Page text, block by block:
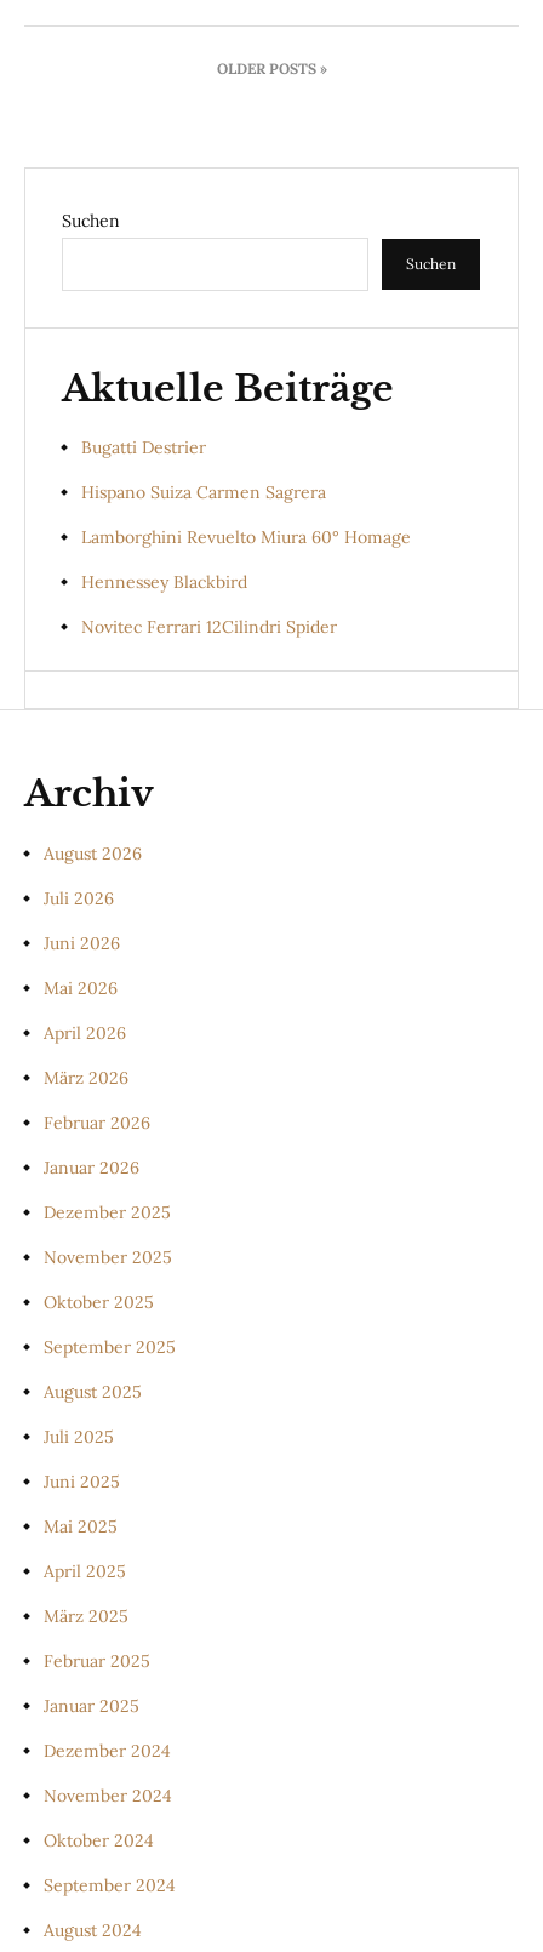
Beitragsnavigation
OLDER POSTS »
Suchen
Suchen
Aktuelle Beiträge
Bugatti Destrier
Hispano Suiza Carmen Sagrera
Lamborghini Revuelto Miura 60° Homage
Hennessey Blackbird
Novitec Ferrari 12Cilindri Spider
Archiv
August 2026
Juli 2026
Juni 2026
Mai 2026
April 2026
März 2026
Februar 2026
Januar 2026
Dezember 2025
November 2025
Oktober 2025
September 2025
August 2025
Juli 2025
Juni 2025
Mai 2025
April 2025
März 2025
Februar 2025
Januar 2025
Dezember 2024
November 2024
Oktober 2024
September 2024
August 2024